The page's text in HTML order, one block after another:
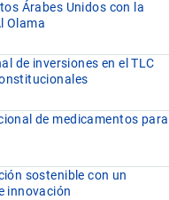
Árabes Unidos con la
Olama
de inversiones en el TLC
de medicamentos para
sostenible con un
innovación